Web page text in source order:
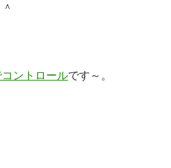
ントロールです～。